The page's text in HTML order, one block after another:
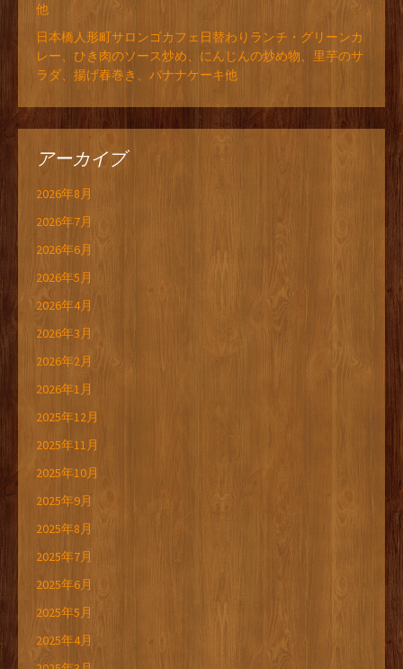
他
日本橋人形町サロンゴカフェ日替わりランチ・グリーンカ
レー、ひき肉のソース炒め、にんじんの炒め物、里芋のサ
ラダ、揚げ春巻き、バナナケーキ他
アーカイブ
2026年8月
2026年7月
2026年6月
2026年5月
2026年4月
2026年3月
2026年2月
2026年1月
2025年12月
2025年11月
2025年10月
2025年9月
2025年8月
2025年7月
2025年6月
2025年5月
2025年4月